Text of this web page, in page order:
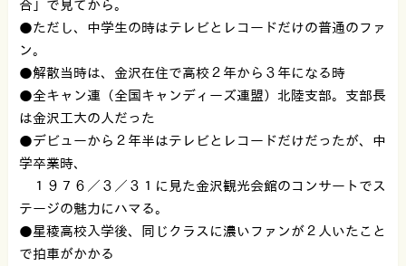
合」で見てから。
●ただし、中学生の時はテレビとレコードだけの普通のファ
ン。
●解散当時は、金沢在住で高校２年から３年になる時
●全キャン連（全国キャンディーズ連盟）北陸支部。支部長
は金沢工大の人だった
●デビューから２年半はテレビとレコードだけだったが、中
学卒業時、
１９７６／３／３１に見た金沢観光会館のコンサートでス
テージの魅力にハマる。
●星稜高校入学後、同じクラスに濃いファンが２人いたこと
で拍車がかかる